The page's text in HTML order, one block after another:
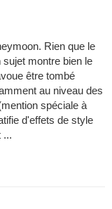
Rien que le
montre bien le
être tombé
au niveau des
spéciale à
d'effets de style
...